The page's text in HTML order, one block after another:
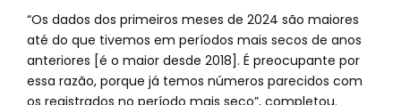
“Os dados dos primeiros meses de 2024 são maiores
até do que tivemos em períodos mais secos de anos
anteriores [é o maior desde 2018]. É preocupante por
essa razão, porque já temos números parecidos com
os registrados no período mais seco”, completou.